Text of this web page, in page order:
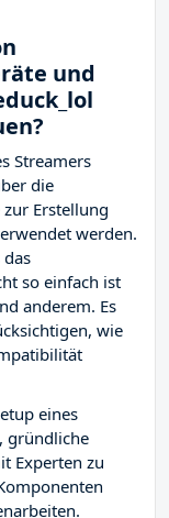
und
Streamers
die
Erstellung
werden.
so einfach ist
anderem. Es
wie
eines
gründliche
Experten zu